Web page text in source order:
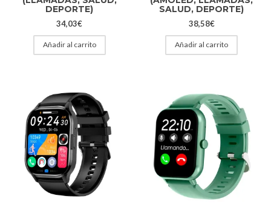
DEPORTE)
34,03€
Añadir al carrito
SALUD, DEPORTE)
38,58€
Añadir al carrito